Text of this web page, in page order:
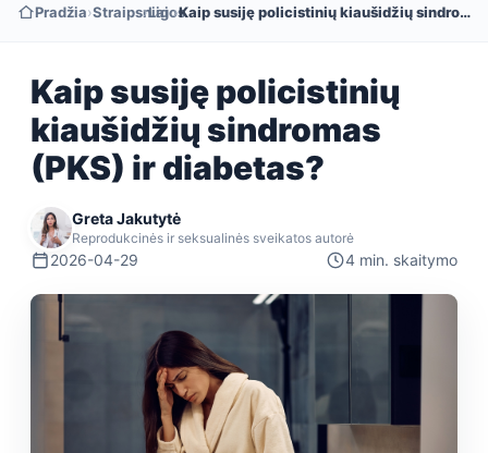
Pradžia›Straipsniai
›Ligos
› Kaip susiję policistinių kiaušidžių sindromas (PKS) ir diabetas?
Kaip susiję policistinių
kiaušidžių sindromas
(PKS) ir diabetas?
Greta Jakutytė
Reprodukcinės ir seksualinės sveikatos autorė
2026-04-29 4 min. skaitymo